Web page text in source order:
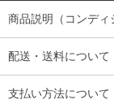
商品説明（コンディ
配送・送料について
支払い方法について